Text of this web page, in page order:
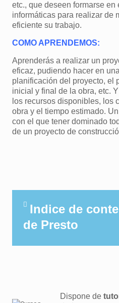
etc., que deseen formarse
informáticas para realizar de
eficiente su trabajo.
COMO APRENDEMOS:
Aprenderás a realizar un
eficaz, pudiendo hacer en
planificación del proyecto, el
inicial y final de la obra, etc.
los recursos disponibles, los
obra y el tiempo estimado.
con el que tener dominado
de un proyecto de
Indice de
de Presto
Dispone de